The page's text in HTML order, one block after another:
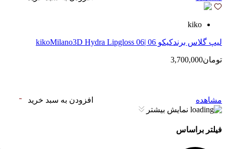
kiko
لیپ گلاس‌ برندکیکو 06 |kikoMilano3D Hydra Lipgloss 06
تومان3,700,000
مشاهده
افزودن به سبد خرید
نمایش بیشتر
فیلتر براساس